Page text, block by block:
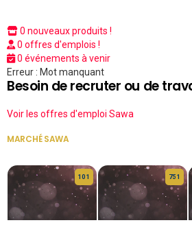
0 nouveaux produits !
0 offres d'emplois !
0 événements à venir
Erreur : Mot manquant
Besoin de recruter ou de
Voir les offres d'emploi Sawa
MARCHÉ SAWA
10 1 75 1